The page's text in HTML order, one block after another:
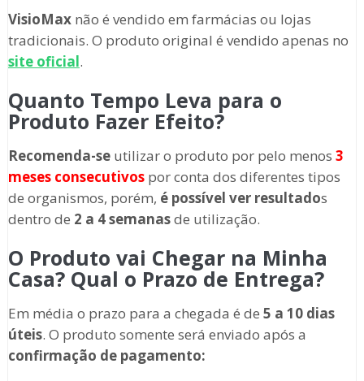
VisioMaxnão é vendido em farmácias ou lojas
tradicionais. O produto original é vendido apenas no
site oficial.
Quanto Tempo Leva para o
Produto Fazer Efeito?
Recomenda-seutilizar o produto por pelo menos 3
meses consecutivospor conta dos diferentes tipos
de organismos, porém, é possível ver resultados
dentro de 2 a 4 semanasde utilização.
O Produto vai Chegar na Minha
Casa? Qual o Prazo de Entrega?
Em média o prazo para a chegada é de 5 a 10 dias
úteis. O produto somente será enviado após a
confirmação de pagamento: